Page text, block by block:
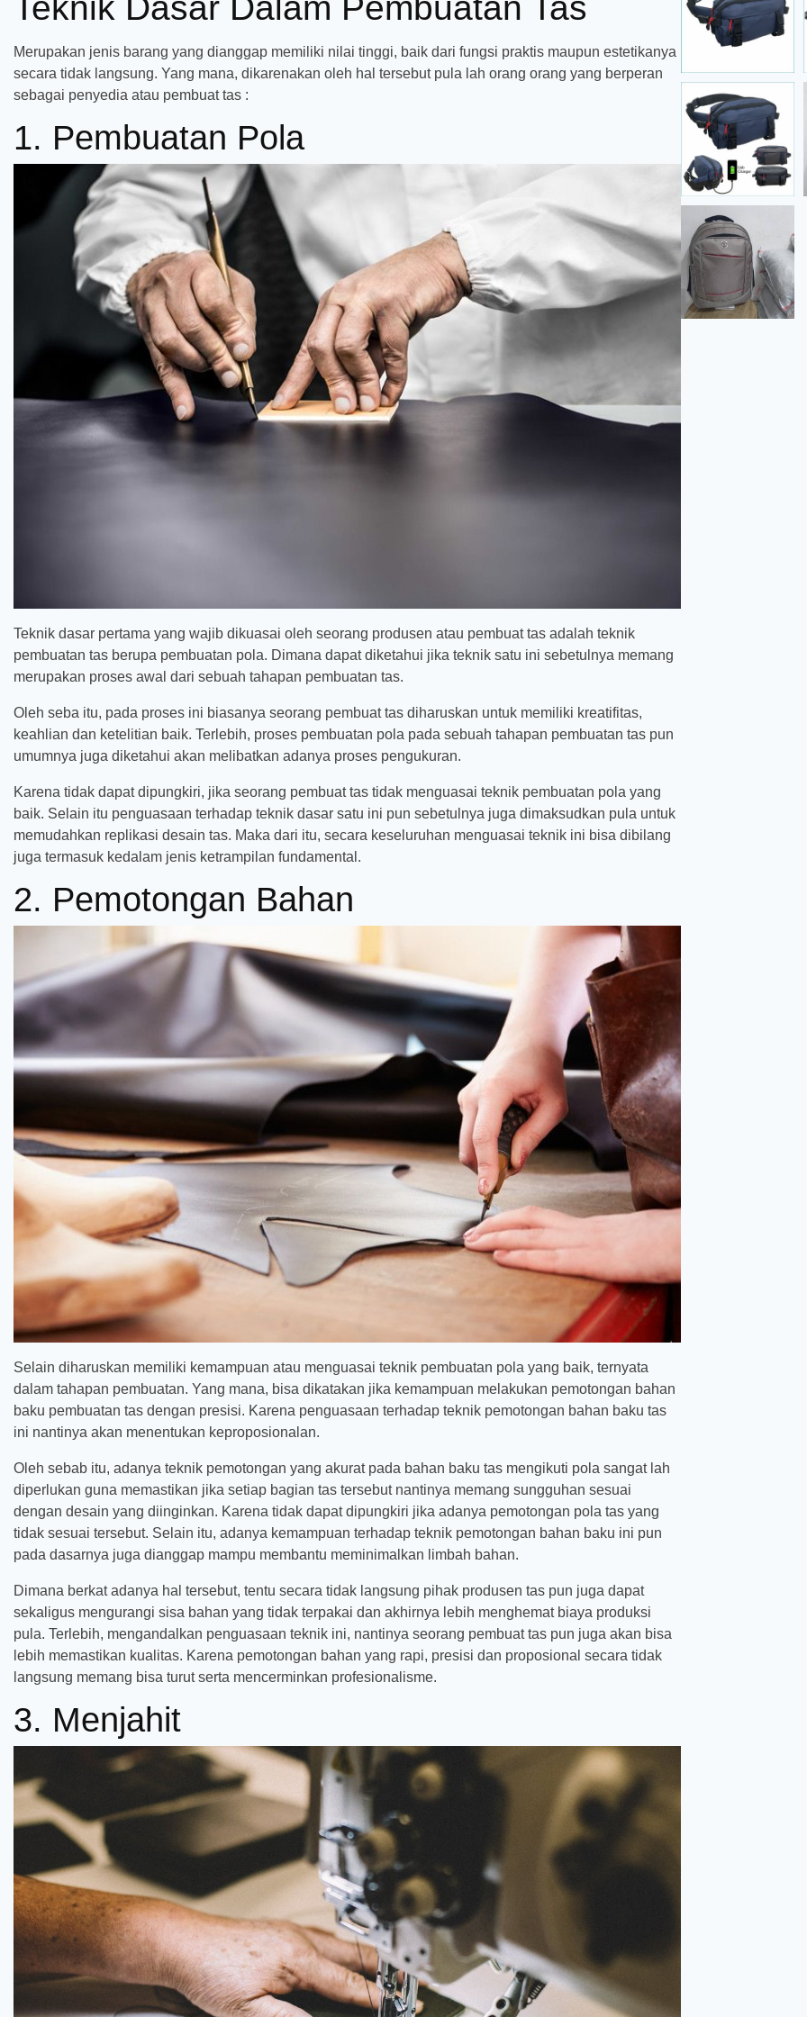
Merupakan jenis barang yang dianggap memiliki nilai tinggi, baik dari fungsi praktis maupun estetikanya
secara tidak langsung. Yang mana, dikarenakan oleh hal tersebut pula lah orang orang yang berperan
sebagai penyedia atau pembuat tas :
1. Pembuatan Pola
Teknik dasar pertama yang wajib dikuasai oleh seorang produsen atau pembuat tas adalah teknik
pembuatan tas berupa pembuatan pola. Dimana dapat diketahui jika teknik satu ini sebetulnya memang
merupakan proses awal dari sebuah tahapan pembuatan tas.
Oleh seba itu, pada proses ini biasanya seorang pembuat tas diharuskan untuk memiliki kreatifitas,
keahlian dan ketelitian baik. Terlebih, proses pembuatan pola pada sebuah tahapan pembuatan tas pun
umumnya juga diketahui akan melibatkan adanya proses pengukuran.
Karena tidak dapat dipungkiri, jika seorang pembuat tas tidak menguasai teknik pembuatan pola yang
baik. Selain itu penguasaan terhadap teknik dasar satu ini pun sebetulnya juga dimaksudkan pula untuk
memudahkan replikasi desain tas. Maka dari itu, secara keseluruhan menguasai teknik ini bisa dibilang
juga termasuk kedalam jenis ketrampilan fundamental.
2. Pemotongan Bahan
Selain diharuskan memiliki kemampuan atau menguasai teknik pembuatan pola yang baik, ternyata
dalam tahapan pembuatan. Yang mana, bisa dikatakan jika kemampuan melakukan pemotongan bahan
baku pembuatan tas dengan presisi. Karena penguasaan terhadap teknik pemotongan bahan baku tas
ini nantinya akan menentukan keproposionalan.
Oleh sebab itu, adanya teknik pemotongan yang akurat pada bahan baku tas mengikuti pola sangat lah
diperlukan guna memastikan jika setiap bagian tas tersebut nantinya memang sungguhan sesuai
dengan desain yang diinginkan. Karena tidak dapat dipungkiri jika adanya pemotongan pola tas yang
tidak sesuai tersebut. Selain itu, adanya kemampuan terhadap teknik pemotongan bahan baku ini pun
pada dasarnya juga dianggap mampu membantu meminimalkan limbah bahan.
Dimana berkat adanya hal tersebut, tentu secara tidak langsung pihak produsen tas pun juga dapat
sekaligus mengurangi sisa bahan yang tidak terpakai dan akhirnya lebih menghemat biaya produksi
pula. Terlebih, mengandalkan penguasaan teknik ini, nantinya seorang pembuat tas pun juga akan bisa
lebih memastikan kualitas. Karena pemotongan bahan yang rapi, presisi dan proposional secara tidak
langsung memang bisa turut serta mencerminkan profesionalisme.
3. Menjahit